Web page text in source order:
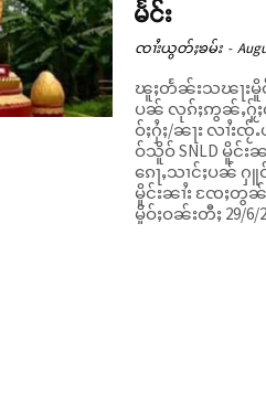
မႅင်း
ၸၢႆးယွတ်ႈၶမ်း -
ၽူႈတႅၼ်းသၽႃးမိူ
ပၼ် လုၵ်ႈဢွၼ်ႇႁႂ်
ဝ်ႈႁႆႈ/ၼႃး လၢႆးၸႂ်ႉယႃႈၶ
ဝ်သိူဝ် SNLD မိူင်
ၵေႃႇသၢင်ႈပၼ် ႁူ
မိူင်းၼၢႆး ၸႄႈတွၼ်
မိူဝ်ႈဝၼ်းတီႈ 29/6/